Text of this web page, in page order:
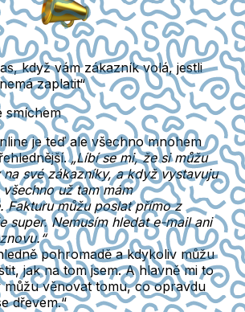
když vám zákazník volá, jestli
zaplatit“
smíchem
je teď ale všechno mnohem
„Líbí se mi, že si můžu
své zákazníky, a když vystavuju
už tam mám
Fakturu můžu poslat přímo z
super. Nemusím hledat e-mail ani
pohromadě a kdykoliv můžu
jak na tom jsem. A hlavně mi to
můžu věnovat tomu, co opravdu
dřevem.“